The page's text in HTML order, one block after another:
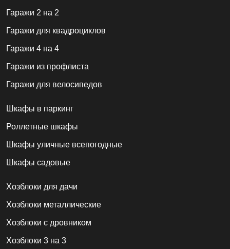
Гаражи 2 на 2
Гаражи для квадроциклов
Гаражи 4 на 4
Гаражи из профлиста
Гаражи для велосипедов
Шкафы в паркинг
Роллетные шкафы
Шкафы уличные всепогодные
Шкафы садовые
Хозблоки для дачи
Хозблоки металлические
Хозблоки с дровником
Хозблоки 3 на 3